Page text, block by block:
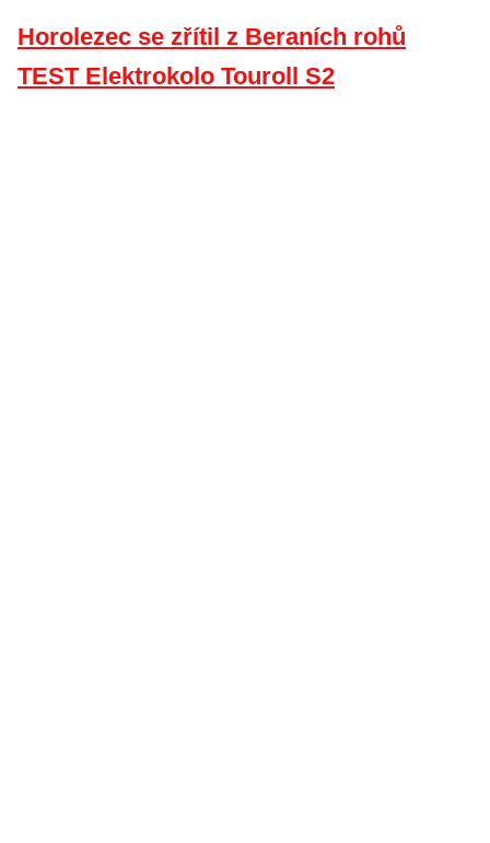
Horolezec se zřítil z Beraních rohů
TEST Elektrokolo Touroll S2